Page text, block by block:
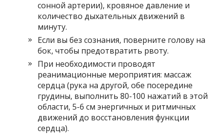
сонной артерии), кровяное давление и
количество дыхательных движений в
минуту.
Если вы без сознания, поверните голову на
бок, чтобы предотвратить рвоту.
При необходимости проводят
реанимационные мероприятия: массаж
сердца (рука на другой, обе посередине
грудины, выполнить 80-100 нажатий в этой
области, 5-6 см энергичных и ритмичных
движений до восстановления функции
сердца).